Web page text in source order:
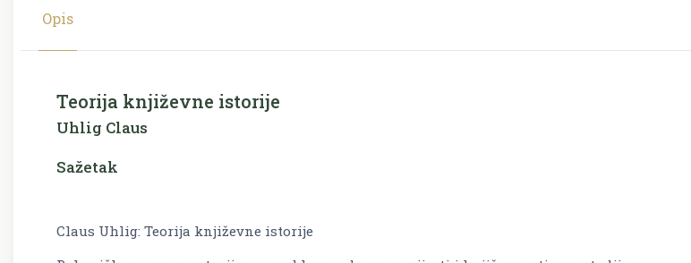
Opis
Teorija književne istorije
Uhlig Claus
Sažetak
Claus Uhlig: Teorija književne istorije